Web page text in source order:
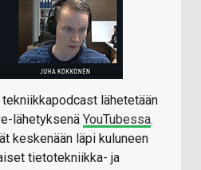
lähetetään
lähetyksenä YouTubessa.
keskenään läpi kuluneen
tietotekniikka- ja